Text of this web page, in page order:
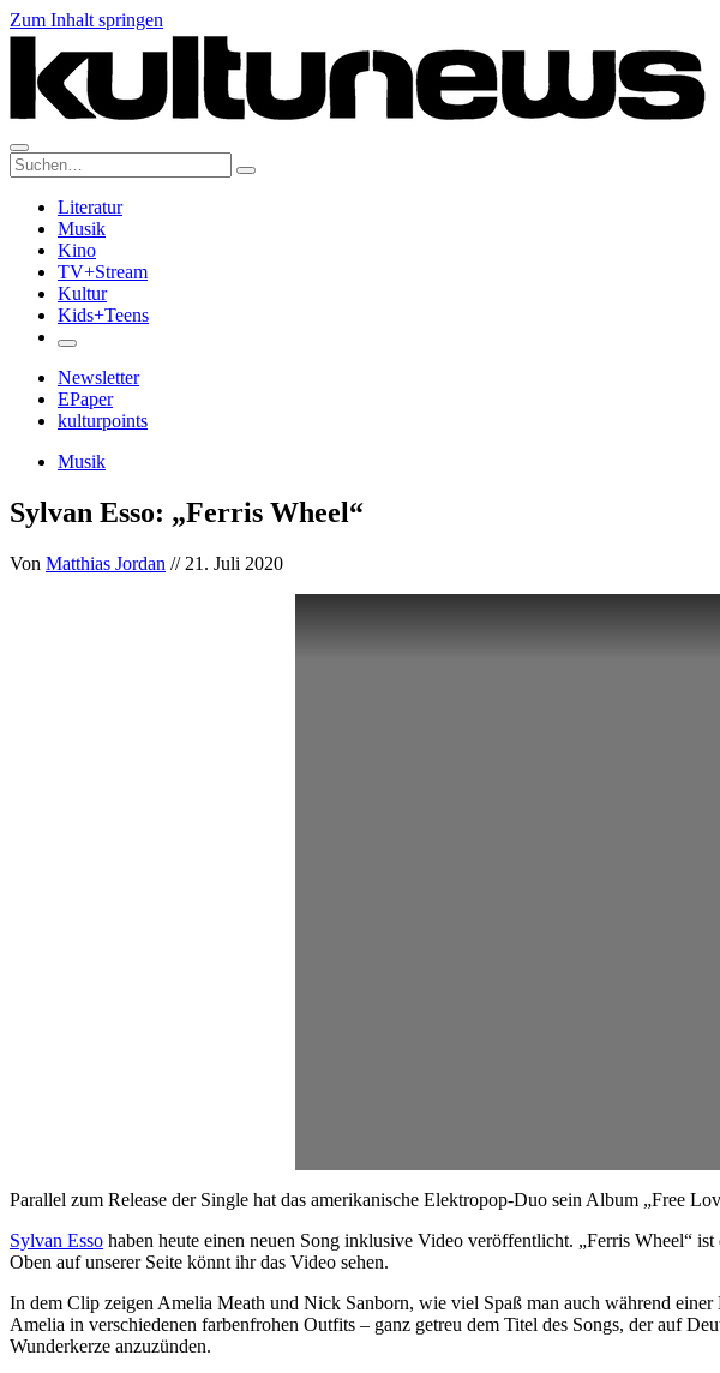
Zum Inhalt springen
Suche:
Literatur
Musik
Kino
TV+Stream
Kultur
Kids+Teens
Newsletter
EPaper
kulturpoints
Musik
Sylvan Esso: „Ferris Wheel“
Von Matthias Jordan // 21. Juli 2020
Parallel zum Release der Single hat das amerikanische Elektropop-Duo sein Album „Free
Sylvan Esso haben heute einen neuen Song inklusive Video veröffentlicht. „Ferris Wheel“
Oben auf unserer Seite könnt ihr das Video sehen.
In dem Clip zeigen Amelia Meath und Nick Sanborn, wie viel Spaß man auch während
Amelia in verschiedenen farbenfrohen Outfits – ganz getreu dem Titel des Songs, der auf
Wunderkerze anzuzünden.